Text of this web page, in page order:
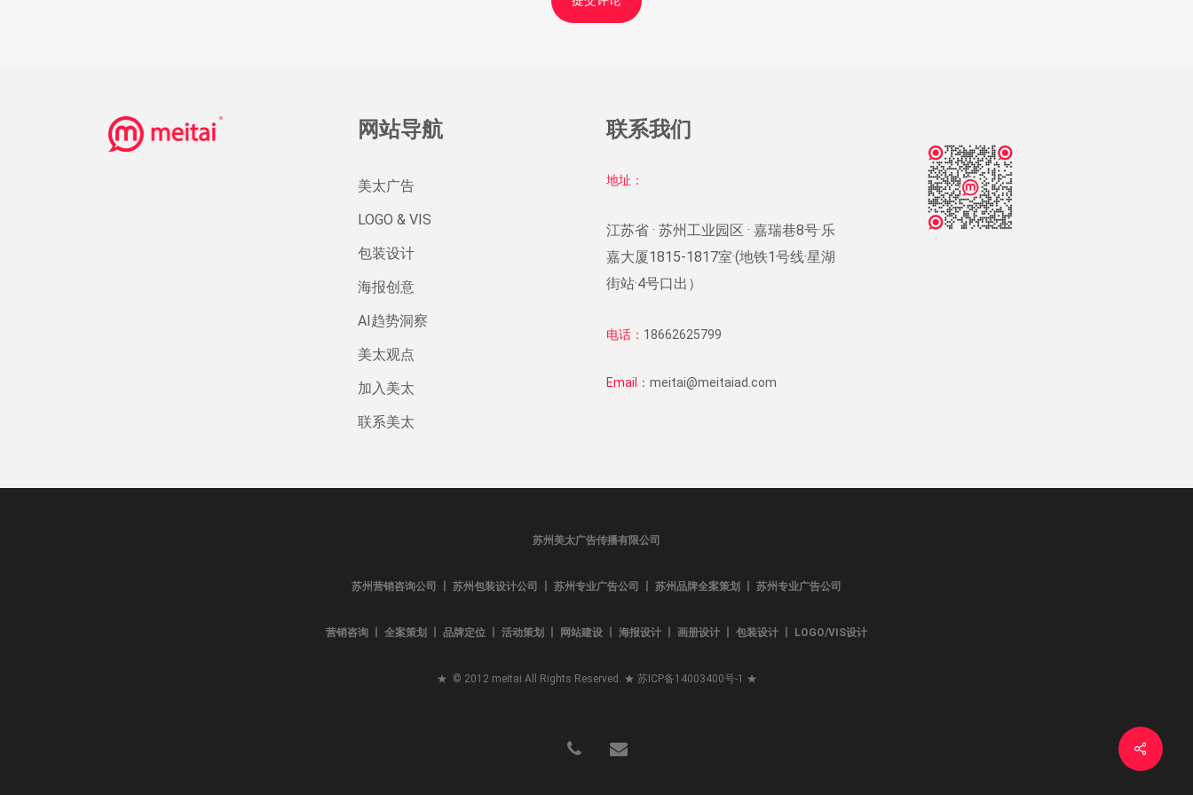
网站导航
美太广告
LOGO & VIS
包装设计
海报创意
AI趋势洞察
美太观点
加入美太
联系美太
联系我们
地址：
江苏省 · 苏州工业园区 · 嘉瑞巷8号·乐
嘉大厦1815-1817室·(地铁1号线·星湖
街站·4号口出）
电话： 18662625799
Email： meitai@meitaiad.com
苏州美太广告传播有限公司
苏州营销咨询公司 丨 苏州包装设计公司 丨 苏州专业广告公司 丨 苏州品牌全案策划 丨 苏州专业广告公司
营销咨询 丨 全案策划 丨 品牌定位 丨 活动策划 丨 网站建设 丨 海报设计 丨 画册设计 丨 包装设计 丨 LOGO/VIS设计
★ © 2012 meitai All Rights Reserved. ★ 苏ICP备14003400号-1 ★
phone email